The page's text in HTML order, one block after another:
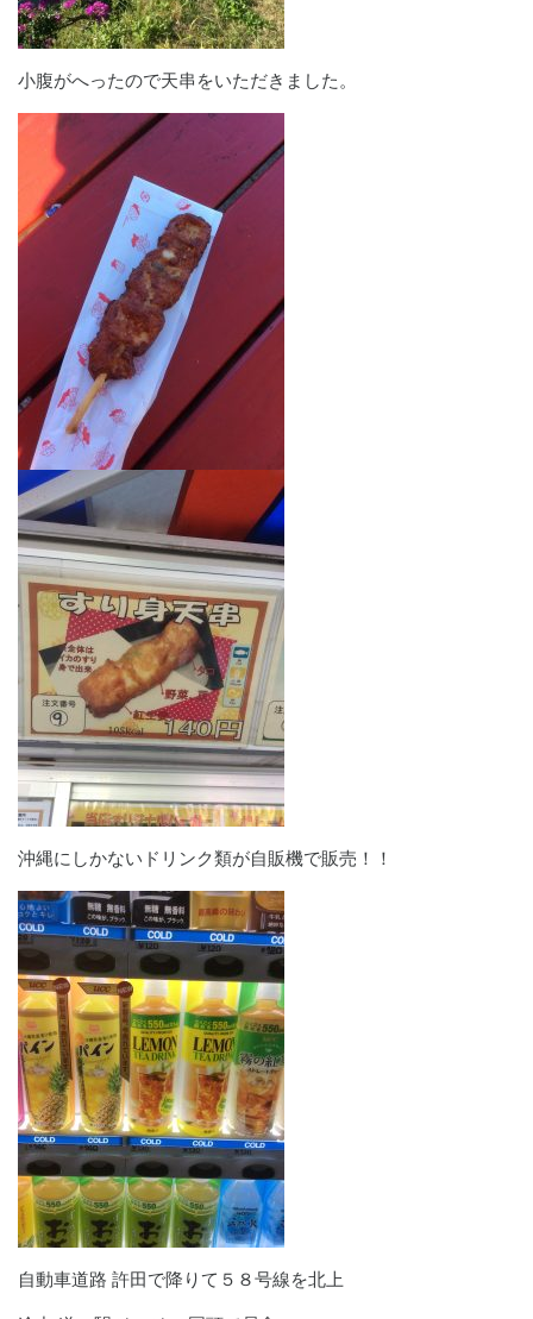
小腹がへったので天串をいただきました。
沖縄にしかないドリンク類が自販機で販売！！
自動車道路 許田で降りて５８号線を北上